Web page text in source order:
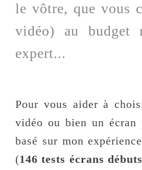
le vôtre, que vous
vidéo) au budget
expert...
Pour vous aider à
vidéo ou bien un
basé sur mon
(146 tests écrans